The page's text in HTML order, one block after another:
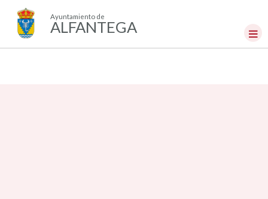
Ayuntamiento de
ALFANTEGA